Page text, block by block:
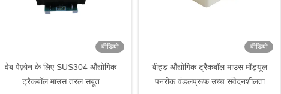
वीडियो
वेब पेफ़ोन के लिए SUS304 औद्योगिक
ट्रैकबॉल माउस तरल सबूत
वीडियो
बीहड़ औद्योगिक ट्रैकबॉल माउस मॉड्यूल
पनरोक वंडलप्रूफ उच्च संवेदनशीलता